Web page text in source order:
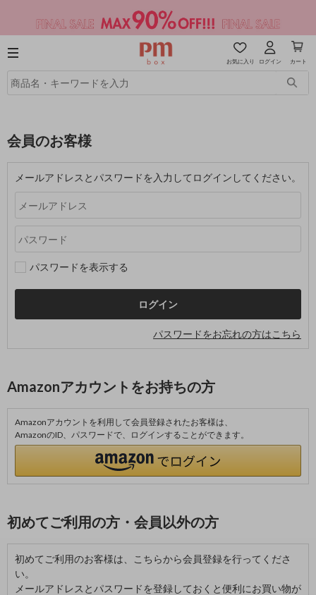
お気に入り ログイン カート
会員のお客様
メールアドレスとパスワードを入力してログインしてください。
パスワードを表示する
パスワードをお忘れの方はこちら
Amazonアカウントをお持ちの方
Amazonアカウントを利用して会員登録されたお客様は、
AmazonのID、パスワードで、ログインすることができます。
初めてご利用の方・会員以外の方
初めてご利用のお客様は、こちらから会員登録を行ってくださ
い。
メールアドレスとパスワードを登録しておくと便利にお買い物が